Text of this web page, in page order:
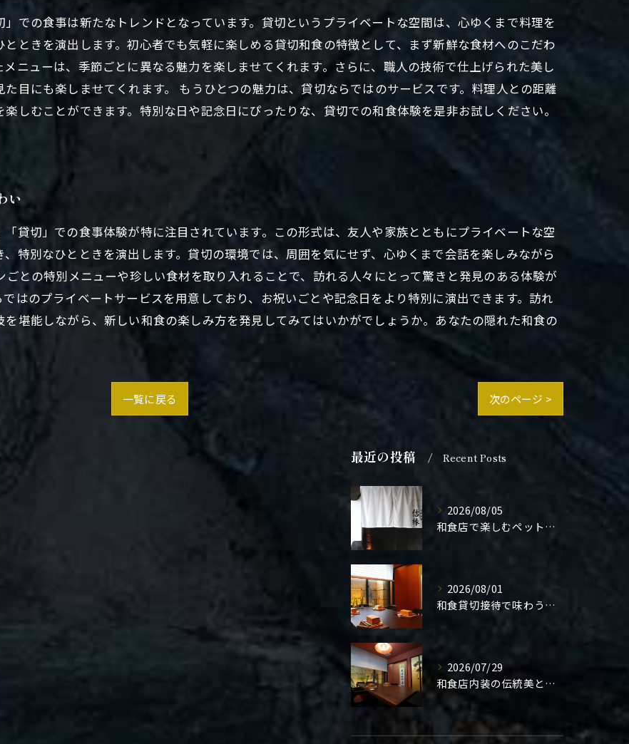
での食事は新たなトレンドとなっています。貸切というプライベートな空間は、心ゆくまで料理を
ときを演出します。初心者でも気軽に楽しめる貸切和食の特徴として、まず新鮮な食材へのこだわ
ニューは、季節ごとに異なる魅力を楽しませてくれます。さらに、職人の技術で仕上げられた美し
目にも楽しませてくれます。 もうひとつの魅力は、貸切ならではのサービスです。料理人との距離
しむことができます。特別な日や記念日にぴったりな、貸切での和食体験を是非お試しください。
い
貸切」での食事体験が特に注目されています。この形式は、友人や家族とともにプライベートな空
特別なひとときを演出します。貸切の環境では、周囲を気にせず、心ゆくまで会話を楽しみながら
との特別メニューや珍しい食材を取り入れることで、訪れる人々にとって驚きと発見のある体験が
はのプライベートサービスを用意しており、お祝いごとや記念日をより特別に演出できます。訪れ
堪能しながら、新しい和食の楽しみ方を発見してみてはいかがでしょうか。あなたの隠れた和食の
一覧に戻る 次のページ >
最近の投稿 Recent Posts
2026/08/05
和食店で楽しむペット同伴の食事体験
2026/08/01
和食貸切接待で味わう極上の一夜
2026/07/29
和食店内装の伝統美と機能性